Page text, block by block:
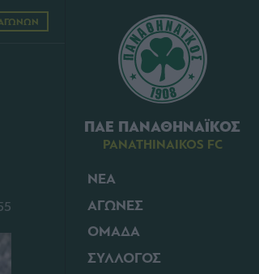
ΠΑΕ ΠΑΝΑΘΗΝΑΪΚΟΣ
PANATHINAIKOS FC
ΝΕΑ
ΑΓΩΝΕΣ
ΟΜΑΔΑ
ΣΥΛΛΟΓΟΣ
ΑΓΩΝΩΝ